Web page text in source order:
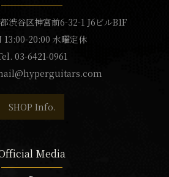
渋谷区神宮前6-32-1 J6ビルB1F
13:00-20:00 水曜定休
03-6421-0961
SHOP Info.
Media